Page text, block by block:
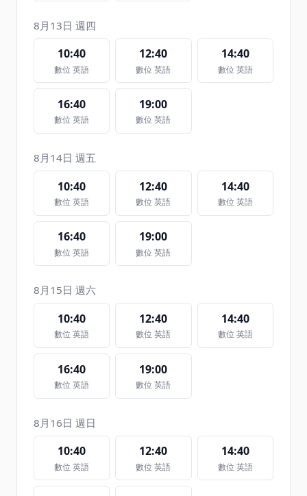
8月13日 週四
10:40
數位 英語
12:40
數位 英語
14:40
數位 英語
16:40
數位 英語
19:00
數位 英語
8月14日 週五
10:40
數位 英語
12:40
數位 英語
14:40
數位 英語
16:40
數位 英語
19:00
數位 英語
8月15日 週六
10:40
數位 英語
12:40
數位 英語
14:40
數位 英語
16:40
數位 英語
19:00
數位 英語
8月16日 週日
10:40
數位 英語
12:40
數位 英語
14:40
數位 英語